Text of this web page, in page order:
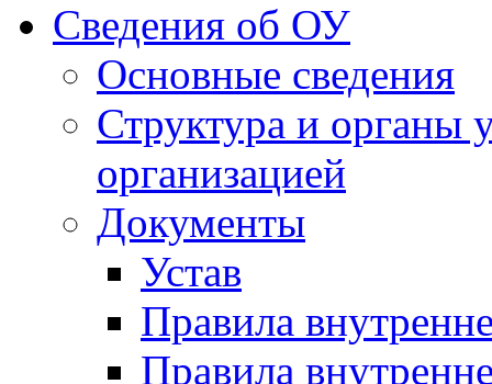
Сведения об ОУ
Основные сведения
Структура и органы
организацией
Документы
Устав
Правила
Правила